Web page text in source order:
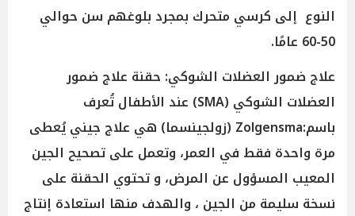
النوع إلى كرسي متحرك بمجرد بلوغهم سن حوالي
50-60 عامًا.
علاج ضمور العضلات الشوكي: حقنة علاج ضمور
العضلات الشوكي (SMA) عند الأطفال تُعرف
باسم:Zolgensma (زولجينسما) هي علاج جيني يُعطى
مرة واحدة فقط في العمر، وتعمل على تصحيح الجين
المعيب المسؤول عن المرض، و تحتوي الحقنة على
نسخة سليمة من الجين ، والهدف منها استعادة إنتاج